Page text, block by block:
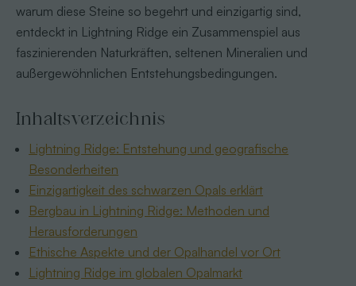
warum diese Steine so begehrt und einzigartig sind,
entdeckt in Lightning Ridge ein Zusammenspiel aus
faszinierenden Naturkräften, seltenen Mineralien und
außergewöhnlichen Entstehungsbedingungen.
Inhaltsverzeichnis
Lightning Ridge: Entstehung und geografische
Besonderheiten
Einzigartigkeit des schwarzen Opals erklärt
Bergbau in Lightning Ridge: Methoden und
Herausforderungen
Ethische Aspekte und der Opalhandel vor Ort
Lightning Ridge im globalen Opalmarkt